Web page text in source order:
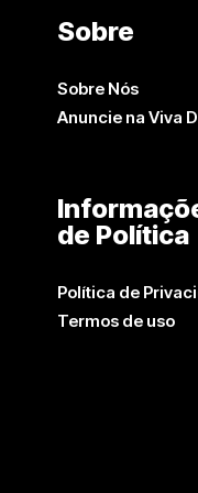
Sobre
Sobre Nós
Anuncie na Viva
de Política
Política de
Termos de uso